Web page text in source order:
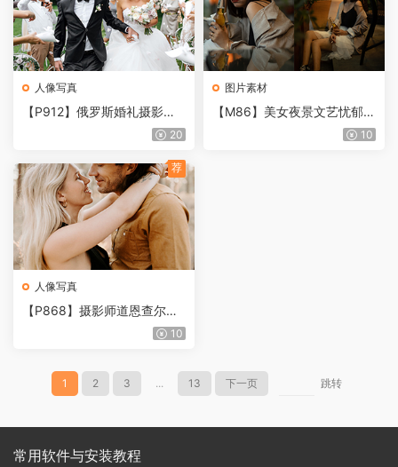
人像写真
【P912】俄罗斯婚礼摄影大
师Lyuba Chulyaeva 9套婚礼
20
图片素材
【M86】美女夜景文艺忧郁街
拍RAW原图CR2格式49张 10
人像写真
【P868】摄影师道恩查尔斯
10
荐
1 2 3 ... 13 下一页 跳转
常用软件与安装教程